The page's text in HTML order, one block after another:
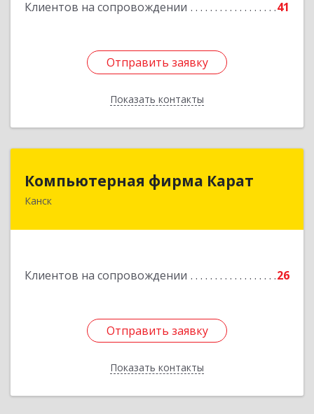
Клиентов на сопровождении 41
Отправить заявку
Показать контакты
Отправить заявку
Назад
Компьютерная фирма Карат
Канск
Клиентов на сопровождении 26
Отправить заявку
Показать контакты
Компьютерная фирма Карат
Отправить заявку
Назад